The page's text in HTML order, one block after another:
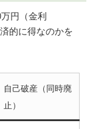
円（金利
的に得なのかを
自己破産（同時廃
止）